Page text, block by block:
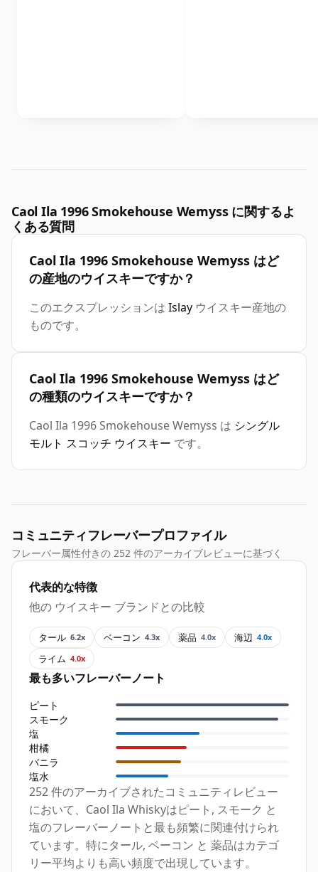
Caol Ila 1996 Smokehouse Wemyss に関するよ
くある質問
Caol Ila 1996 Smokehouse Wemyss はど
の産地のウイスキーですか？
このエクスプレッションは Islay ウイスキー産地の
ものです。
Caol Ila 1996 Smokehouse Wemyss はど
の種類のウイスキーですか？
Caol Ila 1996 Smokehouse Wemyss は シングル
モルト スコッチ ウイスキー です。
コミュニティフレーバープロファイル
フレーバー属性付きの 252 件のアーカイブレビューに基づく
代表的な特徴
他の ウイスキー ブランドとの比較
タール 6.2x ベーコン 4.3x 薬品 4.0x 海辺 4.0x
ライム 4.0x
最も多いフレーバーノート
ピート
スモーク
塩
柑橘
バニラ
塩水
252 件のアーカイブされたコミュニティレビュー
において、Caol Ila Whiskyはピート, スモーク と
塩のフレーバーノートと最も頻繁に関連付けられ
ています。特にタール, ベーコン と 薬品はカテゴ
リー平均よりも高い頻度で出現しています。